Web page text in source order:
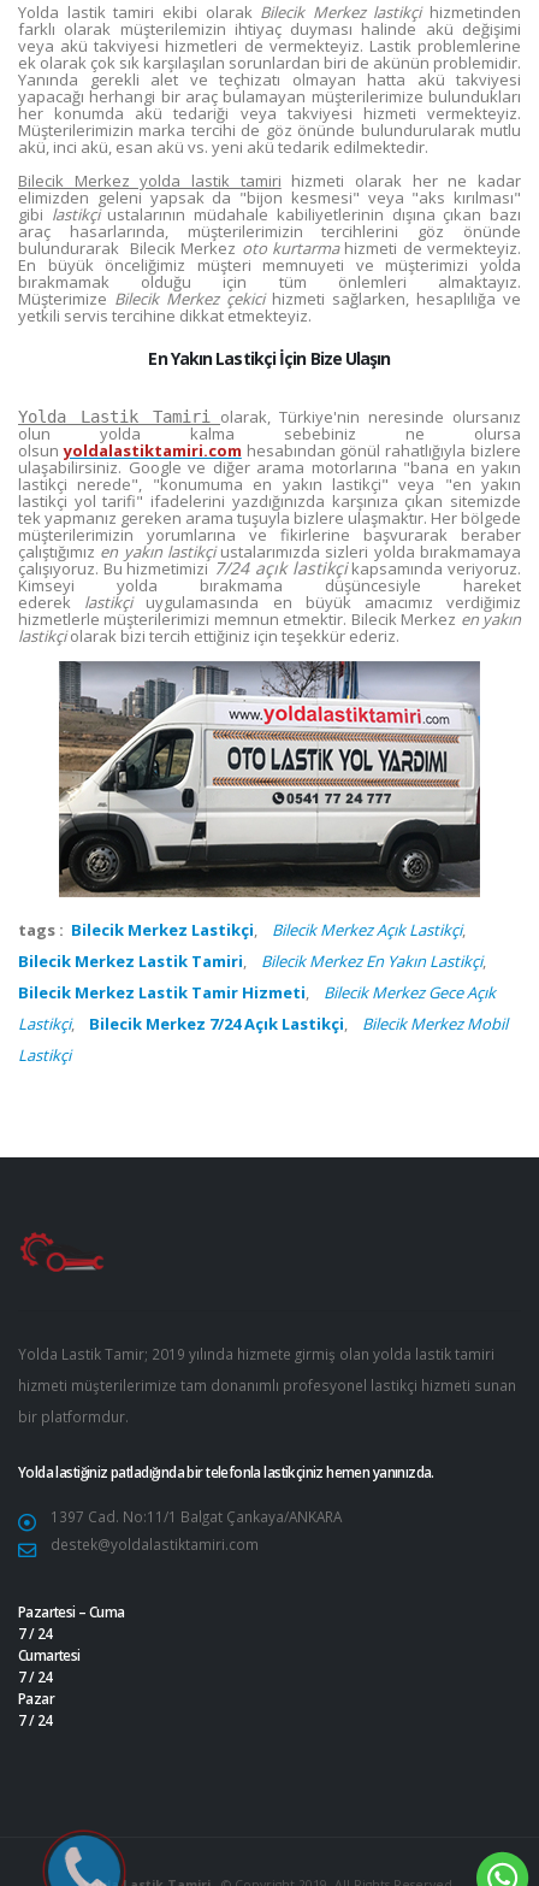
Yolda lastik tamiri ekibi olarak Bilecik Merkez lastikçihizmetinden
farklı olarak müşterilemizin ihtiyaç duyması halinde akü değişimi
veya akü takviyesi hizmetleri de vermekteyiz. Lastik problemlerine
ek olarak çok sık karşılaşılan sorunlardan biri de akünün problemidir.
Yanında gerekli alet ve teçhizatı olmayan hatta akü takviyesi
yapacağı herhangi bir araç bulamayan müşterilerimize bulundukları
her konumda akü tedariği veya takviyesi hizmeti vermekteyiz.
Müşterilerimizin marka tercihi de göz önünde bulundurularak mutlu
akü, inci akü, esan akü vs. yeni akü tedarik edilmektedir.
Bilecik Merkez yolda lastik tamiri hizmeti olarak her ne kadar
elimizden geleni yapsak da "bijon kesmesi" veya "aks kırılması"
gibi lastikçiustalarının müdahale kabiliyetlerinin dışına çıkan bazı
araç hasarlarında, müşterilerimizin tercihlerini göz önünde
bulundurarak Bilecik Merkez oto kurtarmahizmeti de vermekteyiz.
En büyük önceliğimiz müşteri memnuyeti ve müşterimizi yolda
bırakmamak olduğu için tüm önlemleri almaktayız.
Müşterimize Bilecik Merkez çekicihizmeti sağlarken, hesaplılığa ve
yetkili servis tercihine dikkat etmekteyiz.
En Yakın Lastikçi İçin Bize Ulaşın
Yolda Lastik Tamiri olarak, Türkiye'nin neresinde olursanız
olun yolda kalma sebebiniz ne olursa
olsunyoldalastiktamiri.com hesabından gönül rahatlığıyla bizlere
ulaşabilirsiniz. Google ve diğer arama motorlarına "bana en yakın
lastikçi nerede", "konumuma en yakın lastikçi" veya "en yakın
lastikçi yol tarifi" ifadelerini yazdığınızda karşınıza çıkan sitemizde
tek yapmanız gereken arama tuşuyla bizlere ulaşmaktır. Her bölgede
müşterilerimizin yorumlarına ve fikirlerine başvurarak beraber
çalıştığımız en yakın lastikçiustalarımızda sizleri yolda bırakmamaya
çalışıyoruz. Bu hizmetimizi 7/24 açık lastikçikapsamında veriyoruz.
Kimseyi yolda bırakmama düşüncesiyle hareket
ederek lastikçi uygulamasında en büyük amacımız verdiğimiz
hizmetlerle müşterilerimizi memnun etmektir. Bilecik Merkez en yakın
lastikçiolarak bizi tercih ettiğiniz için teşekkür ederiz.
tags : Bilecik Merkez Lastikçi, Bilecik Merkez Açık Lastikçi,
Bilecik Merkez Lastik Tamiri, Bilecik Merkez En Yakın Lastikçi,
Bilecik Merkez Lastik Tamir Hizmeti, Bilecik Merkez Gece Açık
Lastikçi, Bilecik Merkez 7/24 Açık Lastikçi, Bilecik Merkez Mobil
Lastikçi
Yolda Lastik Tamir; 2019 yılında hizmete girmiş olan yolda lastik tamiri
hizmeti müşterilerimize tam donanımlı profesyonel lastikçi hizmeti sunan
bir platformdur.
Yolda lastiğiniz patladığında bir telefonla lastikçiniz hemen yanınızda.
1397 Cad. No:11/1 Balgat Çankaya/ANKARA
destek@yoldalastiktamiri.com
Pazartesi – Cuma
7 / 24
Cumartesi
7 / 24
Pazar
7 / 24